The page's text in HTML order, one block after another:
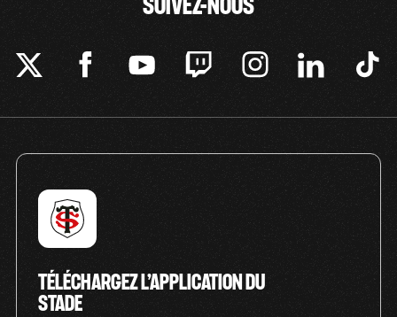
TÉLÉCHARGEZ L’APPLICATION DU
STADE